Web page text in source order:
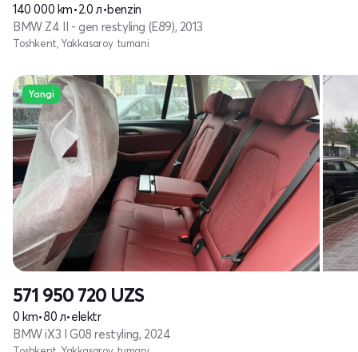
140 000 km•2.0 л•benzin
BMW Z4 II - gen restyling (E89), 2013
Toshkent, Yakkasaroy tumani
Yangi
571 950 720 UZS
0 km•80 л•elektr
BMW iX3 I G08 restyling, 2024